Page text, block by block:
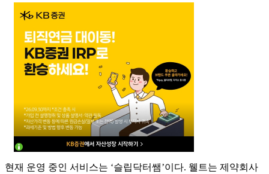
현재 운영 중인 서비스는 ‘슬립닥터쌤’이다. 웰트는 제약회사